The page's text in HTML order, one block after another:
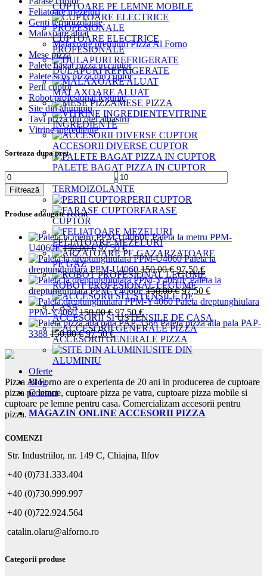
CUPTOARE PE LEMNE MOBILE
CUPTOARE ELECTRICE
PROFESIONALE
DULAPURI REFRIGERATE
MALAXOARE ALUAT
MESE PIZZA
VITRINE
INGREDIENTE
ACCESORII DIVERSE CUPTOR
PALETE BAGAT PIZZA IN CUPTOR
TERMOIZOLANTE
PERII CUPTOR
FARASE
CUPTOR
FELIATOARE MEZELURI
ARZATOARE
PE GAZ
ROBOT PROFESIONAL LEGUME
ACCESORII SI USTENSILE DE CASA
ACCESORII GENERALE PIZZA
SITE DIN
ALUMINIU
Oferte
Blog
Contact
MAGAZIN ONLINE ACCESORII PIZZA
Feliatoare mezeluri
Genti termoizolante
Malaxoare aluat
Malaxoare premium Pizza Al Forno
Mese pizza
Palete bagat pizza in cuptor
Palete scos pizza din cuptor
Perii cuptor
Robot profesional legume
Site din aluminiu
Tavi pizza din otel albastru
Vitrine ingrediente
Sorteaza dupa pret
Preț
minim
Preț
maxim
Filtrează
Produse adaugate recent
Paleta la metru PPM-
U4060F150,00€Prețul
inițial
a
fost:
150,00 €.
97,50€Prețul
curent
este:
97,50 €.
Paleta la
dreptunghiulara PPM-U4060150,00€ Prețul
inițial
a
fost:
97,50€Prețul
curent
este:
97,50 €.
Paleta la
dreptunghiulara PPM-Y4060F150,00€Prețul
inițial
fost:
150,00 €.
97,50 €Prețul
curent
97,50 €.
Paleta dreptunghiulara
PPM-Y4060150,00€ Prețul
inițial
a
fost:
150,00 €.
97,50€Prețul
curent
este:
97,50 €.
Paleta pizza alla pala PAP-
3388 150,00€Prețul
inițial
a
fost:
97,50€Prețul
curent
este:
Pizza Al Forno are o experienta de 20 ani in producerea de cuptoare
pizza pe lemne, cuptoare pizza pe vatra, cuptoare pizza mobile si
cuptoare pe lemne pentru casa. Comercializam accesorii pentru
pizza.
COMENZI
Str. Industriilor, nr. 149 C, Chiajna, Ilfov
+40 (0)731.333.404
+40 (0)730.999.997
+40 (0)722.924.564
catalin.olaru@alforno.ro
Categorii produse